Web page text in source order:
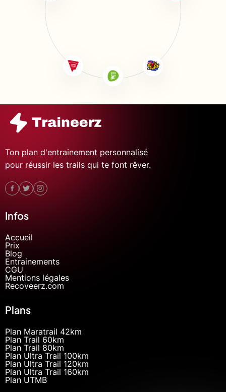
Ton plan d'entrainement personnalisé
pour réussir les trails qui te font rêver.
Infos
Accueil
Prix
Blog
Entrainements
CGU
Mentions légales
Recoveerz.com
Plans
Plan Maratrail 42km
Plan Trail 60km
Plan Trail 80km
Plan Ultra Trail 100km
Plan Ultra Trail 120km
Plan Ultra Trail 160km
Plan UTMB